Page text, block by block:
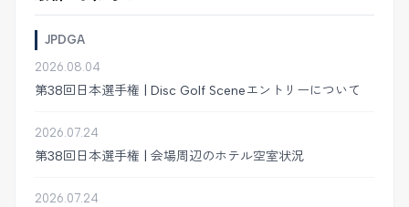
JPDGA
2026.08.04
第38回日本選手権 | Disc Golf Sceneエントリーについて
2026.07.24
第38回日本選手権 | 会場周辺のホテル空室状況
2026.07.24